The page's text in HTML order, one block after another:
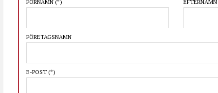
FÖRNAMN (*) EFTERNAMN
FÖRETAGSNAMN
E-POST (*)